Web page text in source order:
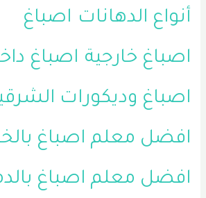
أنواع الدهانات اصباغ
اصباغ خارجية اصباغ
اصباغ وديكورات
افضل معلم اصباغ
افضل معلم اصباغ